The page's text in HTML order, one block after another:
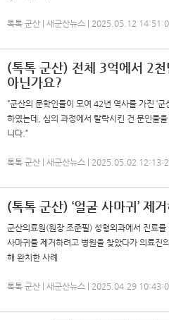
톡톡 군산 | 새군산뉴스 | 2025.05.12
(톡톡 군산) 전체 3억에서 2천
아닌가요?
“군산의 문학인들이 모여 42년 역사를 가진 ‘
하였는데, 심의 과정에서 탈락시킨 건 문인들
니다.”
톡톡 군산 | 새군산뉴스 | 2025.05.02
(톡톡 군산) ‘얼굴 사마귀’ 제
군산의료원(원장 조준필) 성형외과에서 진료
사마귀를 제거하려고 병원을 찾았다가 의료진
해 완치한 사례
톡톡 군산 | 새군산뉴스 | 2025.04.29